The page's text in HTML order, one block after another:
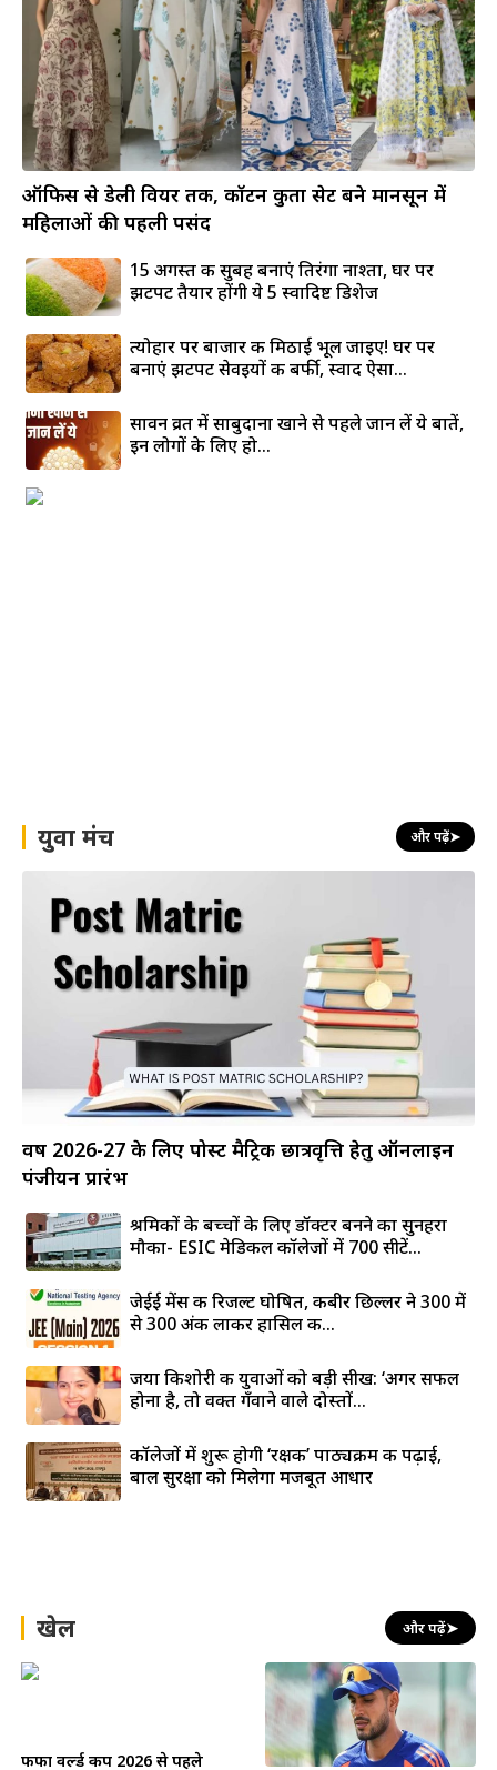
ऑफिस से डेली वियर तक, कॉटन कुर्ता सेट बने मानसून में
महिलाओं की पहली पसंद
15 अगस्त की सुबह बनाएं तिरंगा नाश्ता, घर पर
झटपट तैयार होंगी ये 5 स्वादिष्ट डिशेज
त्योहार पर बाजार की मिठाई भूल जाइए! घर पर
बनाएं झटपट सेवइयों की बर्फी, स्वाद ऐसा...
सावन व्रत में साबुदाना खाने से पहले जान लें ये बातें,
इन लोगों के लिए हो...
युवा मंच और पढ़ें➤
वर्ष 2026-27 के लिए पोस्ट मैट्रिक छात्रवृत्ति हेतु ऑनलाइन
पंजीयन प्रारंभ
श्रमिकों के बच्चों के लिए डॉक्टर बनने का सुनहरा
मौका- ESIC मेडिकल कॉलेजों में 700 सीटें...
जेईई मेंस की रिजल्ट घोषित, कबीर छिल्लर ने 300 में
से 300 अंक लाकर हासिल की...
जया किशोरी की युवाओं को बड़ी सीख: ‘अगर सफल
होना है, तो वक्त गँवाने वाले दोस्तों...
कॉलेजों में शुरू होगी ‘रक्षक’ पाठ्यक्रम की पढ़ाई,
बाल सुरक्षा को मिलेगा मजबूत आधार
खेल और पढ़ें➤
फीफा वर्ल्ड कप 2026 से पहले